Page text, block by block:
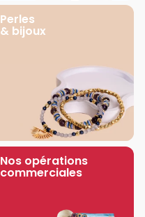
Perles
& bijoux
Nos opérations
commerciales